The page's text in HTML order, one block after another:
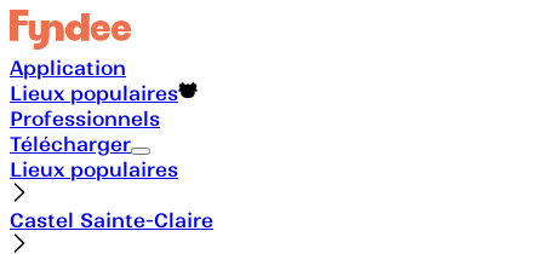
Application
Lieux populaires
Professionnels
Télécharger
Lieux populaires
Castel Sainte-Claire